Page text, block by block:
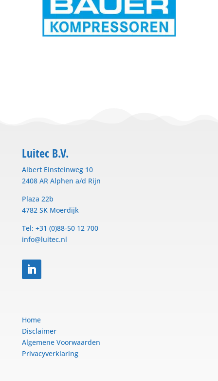
Luitec B.V.
Albert Einsteinweg 10
2408 AR Alphen a/d Rijn
Plaza 22b
4782 SK Moerdijk
Tel: +31 (0)88-50 12 700
info@luitec.nl
Home
Disclaimer
Algemene Voorwaarden
Privacyverklaring